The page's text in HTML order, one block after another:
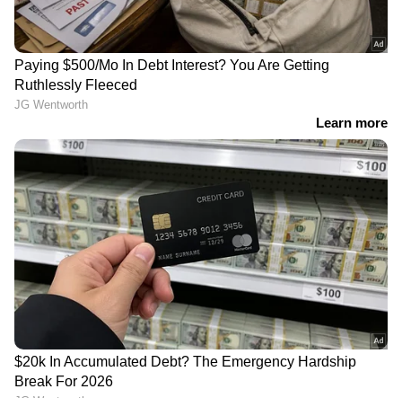
നേതാക്കൾക്കെതിരെ
രാജീവ് ചന്ദ്രശേഖർ
ആദ്യ ഭാര്യയെ അറസ്റ്റ്
ചെയ്ത് പൊലീസ്
ശിവകുമാറും പത്ത്
ജൻപഥിൽ, ഡികെയെ
മുഖ്യമന്ത്രി സ്ഥാനത്തേക്ക്
സിദ്ധരാമയ്യയെക്കൊണ്ട്
നിർദ്ദേശിപ്പിക്കാൻ നീക്കം
നിർമാണത്തിലിരുന്ന പാലം
ശക്തമായ കാറ്റിലും
മഴയിലും തകർന്നുവീണു;
ഉത്തർപ്രദേശിൽ ആറ്
പേർ കൊല്ലപ്പെട്ടു